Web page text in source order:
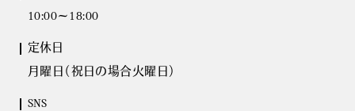
10:00～18:00
定休日
月曜日（祝日の場合火曜日）
SNS